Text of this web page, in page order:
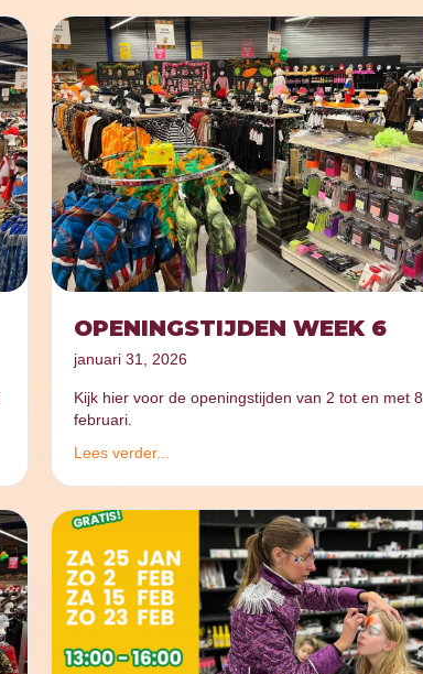
OPENINGSTIJDEN WEEK 6
januari 31, 2026
Kijk hier voor de openingstijden van 2 tot en met 8
februari.
Lees verder...